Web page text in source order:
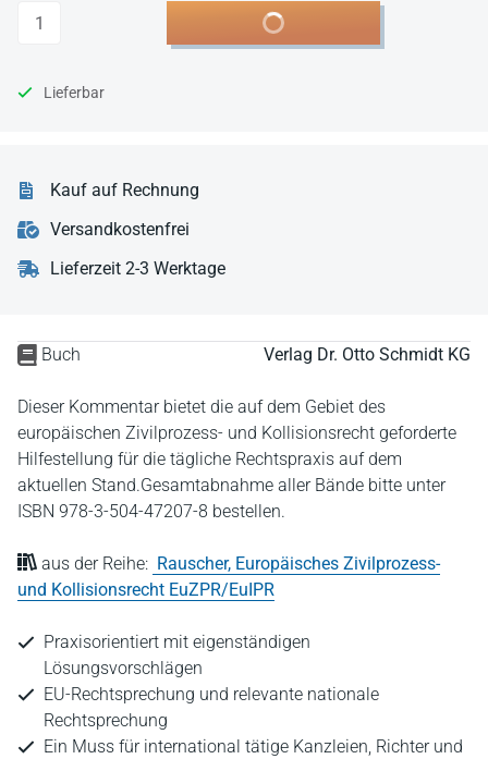
Buch Verlag Dr. Otto Schmidt KG
Dieser Kommentar bietet die auf dem Gebiet des
europäischen Zivilprozess- und Kollisionsrecht geforderte
Hilfestellung für die tägliche Rechtspraxis auf dem
aktuellen Stand.Gesamtabnahme aller Bände bitte unter
ISBN 978-3-504-47207-8 bestellen.
aus der Reihe: Rauscher, Europäisches Zivilprozess-
und Kollisionsrecht EuZPR/EuIPR
Praxisorientiert mit eigenständigen
Lösungsvorschlägen
EU-Rechtsprechung und relevante nationale
Rechtsprechung
Ein Muss für international tätige Kanzleien, Richter und
Anzahl In den Warenkorb
Lieferbar
Kauf auf Rechnung
Versandkostenfrei
Lieferzeit 2-3 Werktage